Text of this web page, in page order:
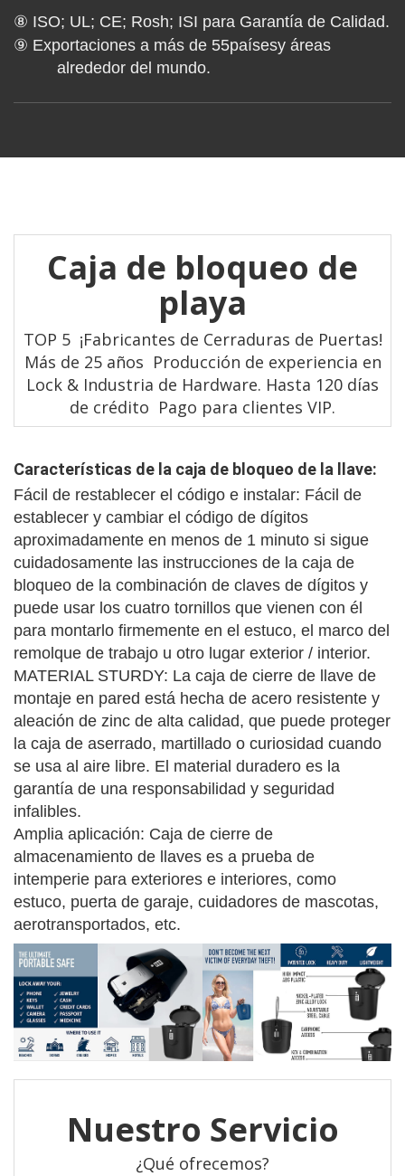
⑧ ISO; UL; CE; Rosh; ISI para Garantía de Calidad.
⑨ Exportaciones a más de 55paísesy áreas
alrededor del mundo.
Caja de bloqueo de
playa
TOP 5 ¡Fabricantes de Cerraduras de Puertas!
Más de 25 años Producción de experiencia en
Lock & Industria de Hardware. Hasta 120 días
de crédito Pago para clientes VIP.
Características de la caja de bloqueo de la llave:
Fácil de restablecer el código e instalar: Fácil de
establecer y cambiar el código de dígitos
aproximadamente en menos de 1 minuto si sigue
cuidadosamente las instrucciones de la caja de
bloqueo de la combinación de claves de dígitos y
puede usar los cuatro tornillos que vienen con él
para montarlo firmemente en el estuco, el marco del
remolque de trabajo u otro lugar exterior / interior.
MATERIAL STURDY: La caja de cierre de llave de
montaje en pared está hecha de acero resistente y
aleación de zinc de alta calidad, que puede proteger
la caja de aserrado, martillado o curiosidad cuando
se usa al aire libre. El material duradero es la
garantía de una responsabilidad y seguridad
infalibles.
Amplia aplicación: Caja de cierre de
almacenamiento de llaves es a prueba de
intemperie para exteriores e interiores, como
estuco, puerta de garaje, cuidadores de mascotas,
aerotransportados, etc.
Nuestro Servicio
¿Qué ofrecemos?